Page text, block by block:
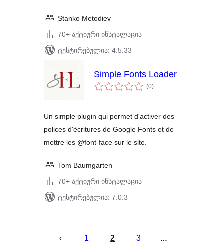
Stanko Metodiev
70+ აქტიური ინსტალაცია
ტესტირებულია: 4.5.33
Simple Fonts Loader
(0საერთო
რეიტინგი
)
Un simple plugin qui permet d'activer des
polices d'écritures de Google Fonts et de
mettre les @font-face sur le site.
Tom Baumgarten
70+ აქტიური ინსტალაცია
ტესტირებულია: 7.0.3
გვერდებათ
1 2 3 …